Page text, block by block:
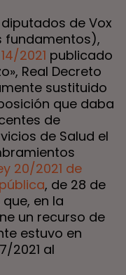
de Vox
fundamentos),
14/2021 publicado
Real Decreto
sustituido
que daba
de
de Salud el
20/2021 de
, de 28 de
en la
un recurso de
estuvo en
2021 al